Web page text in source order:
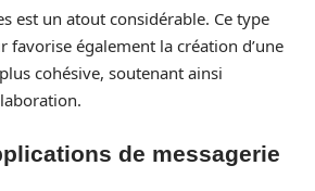
est un atout considérable. Ce type
favorise également la création d’une
cohésive, soutenant ainsi
de messagerie